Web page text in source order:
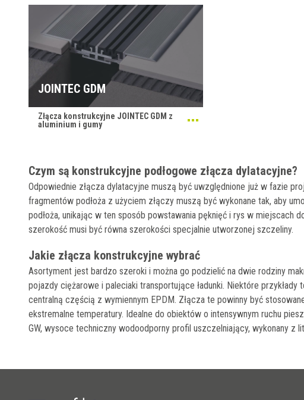
JOINTEC GDM
Złącza konstrukcyjne JOINTEC GDM z
aluminium i gumy
Czym są konstrukcyjne podłogowe złącza dylatacyjne?
Odpowiednie złącza dylatacyjne muszą być uwzględnione już w fazie
fragmentów podłoża z użyciem złączy muszą być wykonane tak, aby
podłoża, unikając w ten sposób powstawania pęknięć i rys w
szerokość musi być równa szerokości specjalnie utworzonej szczeliny.
Jakie złącza konstrukcyjne wybrać
Asortyment jest bardzo szeroki i można go podzielić na dwie rodziny
pojazdy ciężarowe i paleciaki transportujące ładunki. Niektóre
centralną częścią z wymiennym EPDM. Złącza te powinny być
ekstremalne temperatury. Idealne do obiektów o intensywnym ruchu
GW, wysoce techniczny wodoodporny profil uszczelniający, wykonany z